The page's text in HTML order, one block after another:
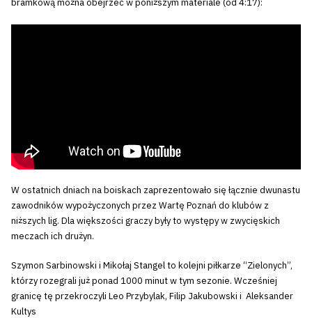
bramkową można obejrzeć w poniższym materiale (od 4:17):
W ostatnich dniach na boiskach zaprezentowało się łącznie dwunastu
zawodników wypożyczonych przez Wartę Poznań do klubów z
niższych lig. Dla większości graczy były to występy w zwycięskich
meczach ich drużyn.
Szymon Sarbinowski i Mikołaj Stangel to kolejni piłkarze “Zielonych”,
którzy rozegrali już ponad 1000 minut w tym sezonie. Wcześniej
granicę tę przekroczyli Leo Przybylak, Filip Jakubowski i Aleksander
Kultys